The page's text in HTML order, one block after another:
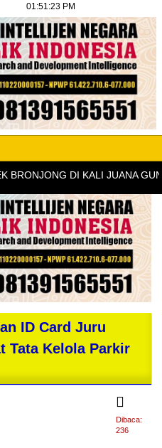
01:51:24 PM
DI KALI JUANA
ID Card Juru
Tata Kelola Parkir
Dibaca:
236